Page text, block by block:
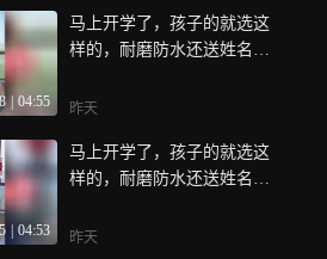
04:55
马上开学了，孩子的就选这
样的，耐磨防水还送姓名
了
昨天
04:53
马上开学了，孩子的就选这
样的，耐磨防水还送姓名
了
昨天